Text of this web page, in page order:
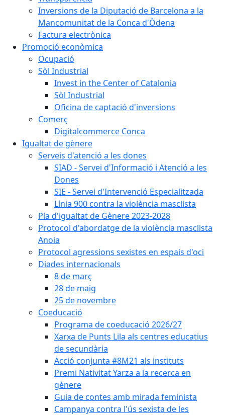
Inversions de la Diputació de Barcelona a la
Mancomunitat de la Conca d'Òdena
Factura electrònica
Promoció econòmica
Ocupació
Sòl Industrial
Invest in the Center of Catalonia
Sòl Industrial
Oficina de captació d'inversions
Comerç
Digitalcommerce Conca
Igualtat de gènere
Serveis d'atenció a les dones
SIAD - Servei d'Informació i Atenció a les
Dones
SIE - Servei d'Intervenció Especialitzada
Línia 900 contra la violència masclista
Pla d'igualtat de Gènere 2023-2028
Protocol d'abordatge de la violència masclista
Anoia
Protocol agressions sexistes en espais d'oci
Diades internacionals
8 de març
28 de maig
25 de novembre
Coeducació
Programa de coeducació 2026/27
Xarxa de Punts Lila als centres educatius
de secundària
Acció conjunta #8M21 als instituts
Premi Nativitat Yarza a la recerca en
gènere
Guia de contes amb mirada feminista
Campanya contra l'ús sexista de les